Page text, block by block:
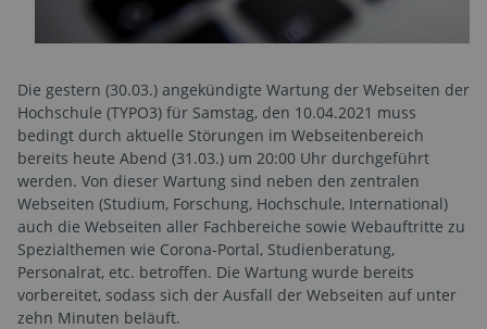
Die gestern (30.03.) angekündigte Wartung der Webseiten der
Hoch­schule (TYPO3) für Samstag, den 10.04.2021 muss
bedingt durch aktuelle Störungen im Webseitenbereich
bereits heute Abend (31.03.) um 20:00 Uhr durchgeführt
werden. Von dieser Wartung sind neben den zentralen
Webseiten (Studium, Forschung, Hochschule, International)
auch die Webseiten aller Fachbereiche sowie Webauftritte zu
Spezialthemen wie Corona-Portal, Studienberatung,
Personalrat, etc. betroffen. Die Wartung wurde bereits
vorbereitet, sodass sich der Ausfall der Webseiten auf unter
zehn Minuten beläuft.